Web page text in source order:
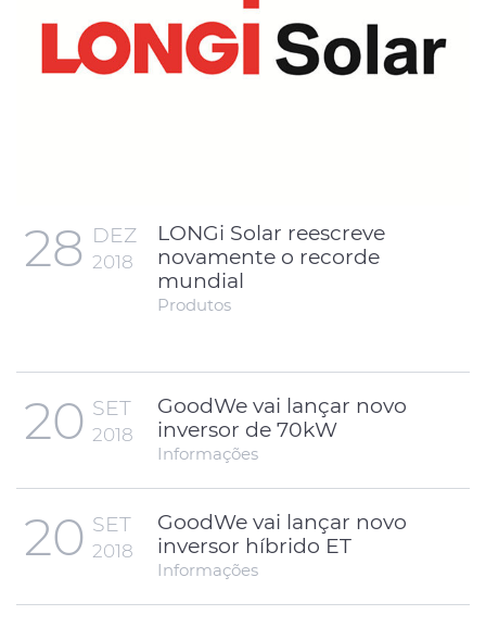
28 DEZ
2018
LONGi Solar reescreve
novamente o recorde
mundial
Produtos
20 SET
2018
GoodWe vai lançar novo
inversor de 70kW
Informações
20 SET
2018
GoodWe vai lançar novo
inversor híbrido ET
Informações